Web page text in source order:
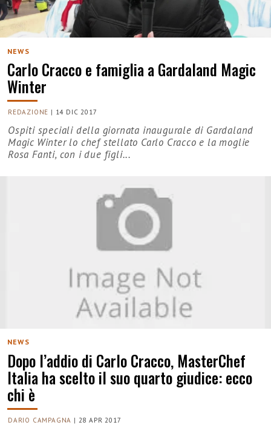
NEWS
Carlo Cracco e famiglia a Gardaland Magic
Winter
REDAZIONE | 14 DIC 2017
Ospiti speciali della giornata inaugurale di Gardaland
Magic Winter lo chef stellato Carlo Cracco e la moglie
Rosa Fanti, con i due figli...
NEWS
Dopo l’addio di Carlo Cracco, MasterChef
Italia ha scelto il suo quarto giudice: ecco
chi è
DARIO CAMPAGNA | 28 APR 2017